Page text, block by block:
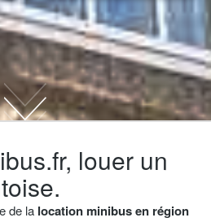
louer un
de la location minibus en région